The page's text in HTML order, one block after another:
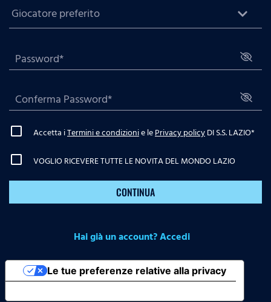
Accetta iTermini e condizionie lePrivacy policyDI S.S. LAZIO*
VOGLIO RICEVERE TUTTE LE NOVITA DEL MONDO LAZIO
CONTINUA
Hai già un account? Accedi
Le tue preferenze relative alla privacy